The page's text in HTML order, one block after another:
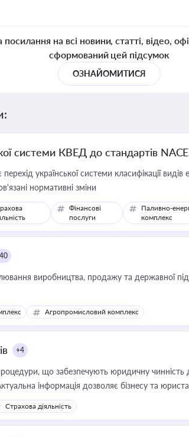
на всі новини, статті, відео,
сформований цей підсумок
ОЗНАЙОМИТИСЯ
системи КВЕД до стандартів NACE
української системи класифікації видів
нормативні зміни
Фінансові
послуги
Паливно-
комплекс
виробництва, продажу та державної
Агропромисловий комплекс
+4
що забезпечують юридичну чинність
інформація дозволяє бізнесу та
їх належне прийняття органами влади
Страхова діяльність